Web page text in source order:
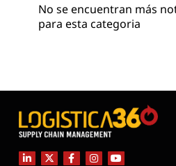
No se encuentran más
para esta categoria